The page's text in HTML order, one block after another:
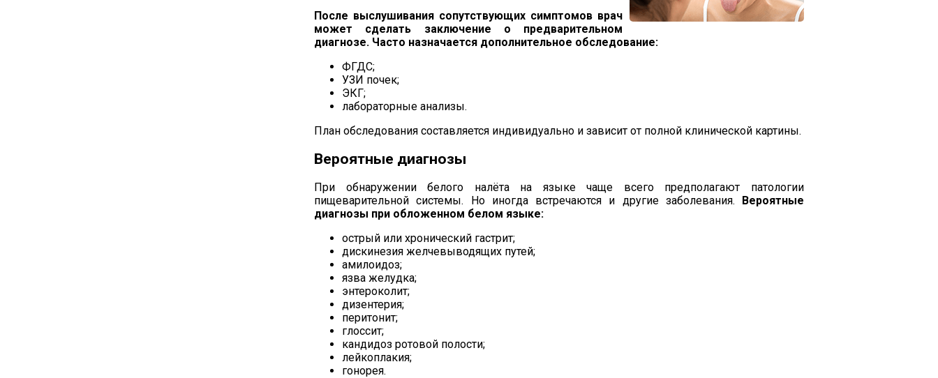
После выслушивания сопутствующих симптомов врач
может сделать заключение о предварительном
диагнозе. Часто назначается дополнительное обследование:
ФГДС;
УЗИ почек;
ЭКГ;
лабораторные анализы.
План обследования составляется индивидуально и зависит от полной клинической картины.
Вероятные диагнозы
При обнаружении белого налёта на языке чаще всего предполагают патологии
пищеварительной системы. Но иногда встречаются и другие заболевания. Вероятные
диагнозы при обложенном белом языке:
острый или хронический гастрит;
дискинезия желчевыводящих путей;
амилоидоз;
язва желудка;
энтероколит;
дизентерия;
перитонит;
глоссит;
кандидоз ротовой полости;
лейкоплакия;
гонорея.